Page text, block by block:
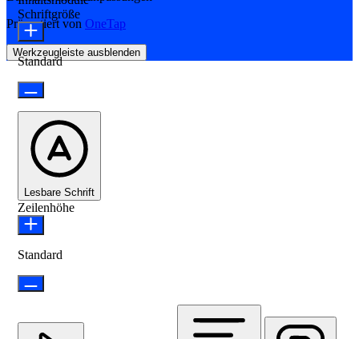
Präsentiert von OneTap
Werkzeugleiste ausblenden
Schriftgröße
Standard
Lesbare Schrift
Zeilenhöhe
Standard